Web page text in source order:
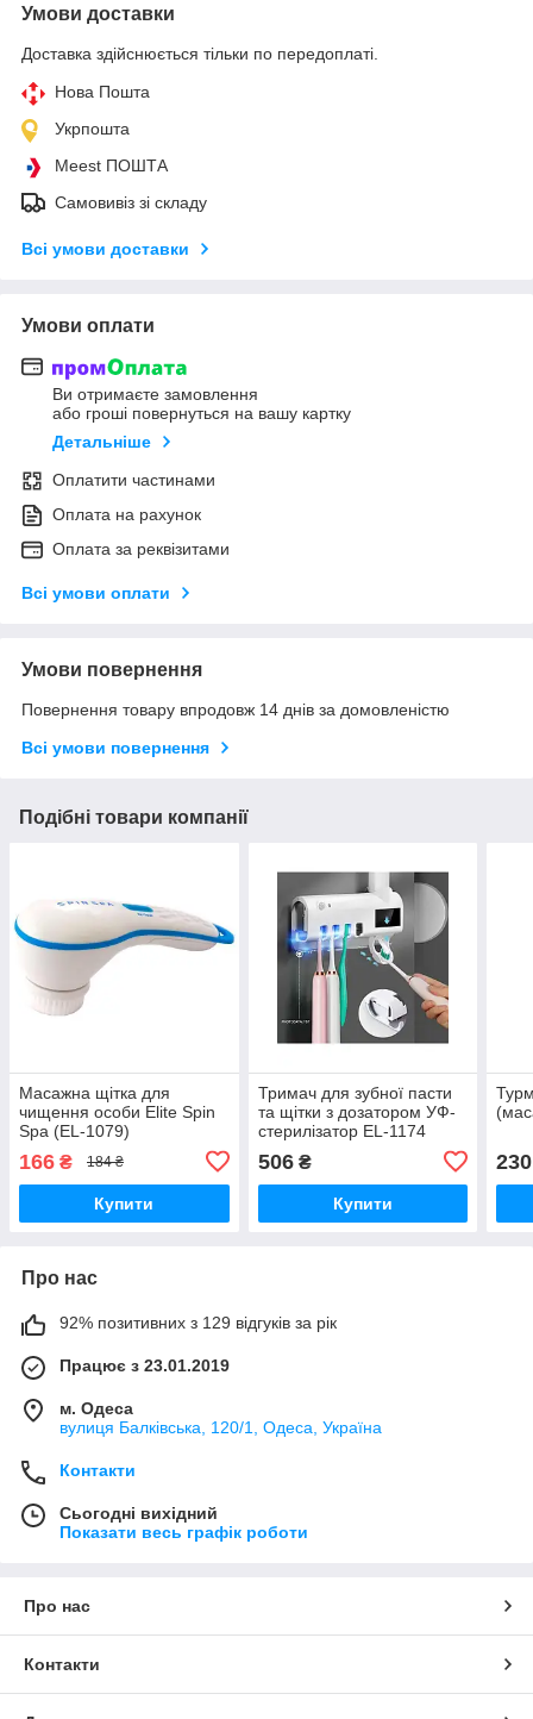
Умови доставки
Доставка здійснюється тільки по передоплаті.
Нова Пошта
Укрпошта
Meest ПОШТА
Самовивіз зі складу
Всі умови доставки
Умови оплати
Ви отримаєте замовлення
або гроші повернуться на вашу картку
Детальніше
Оплатити частинами
Оплата на рахунок
Оплата за реквізитами
Всі умови оплати
Умови повернення
Повернення товару впродовж 14 днів за домовленістю
Всі умови повернення
Подібні товари компанії
Масажна щітка для
чищення особи Elite Spin
Spa (EL-1079)
166 ₴ 184 ₴
Купити
Тримач для зубної пасти
та щітки з дозатором УФ-
стерилізатор EL-1174
506₴
Купити
230
Про нас
92% позитивних з 129 відгуків за рік
Працює з 23.01.2019
м. Одеса
вулиця Балківська, 120/1, Одеса, Україна
Контакти
Сьогодні вихідний
Показати весь графік роботи
Про нас
Контакти